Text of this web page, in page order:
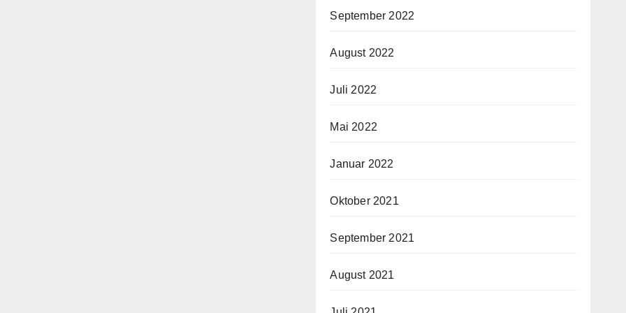
September 2022
August 2022
Juli 2022
Mai 2022
Januar 2022
Oktober 2021
September 2021
August 2021